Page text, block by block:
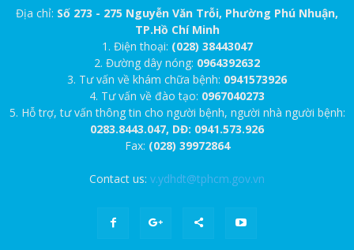
Địa chỉ: Số 273 - 275 Nguyễn Văn Trỗi, Phường Phú Nhuận,
TP.Hồ Chí Minh
1. Điện thoại: (028) 38443047
2. Đường dây nóng: 0964392632
3. Tư vấn về khám chữa bệnh: 0941573926
4. Tư vấn về đào tạo: 0967040273
5. Hỗ trợ, tư vấn thông tin cho người bệnh, người nhà người bệnh:
0283.8443.047, DĐ: 0941.573.926
Fax: (028) 39972864
Contact us: v.ydhdt@tphcm.gov.vn